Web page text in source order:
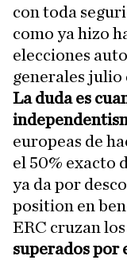
con toda
como ya hizo
elecciones
generales julio
La duda es
europeas de
el 50% exacto
ya da por
position en
ERC cruzan
superados por